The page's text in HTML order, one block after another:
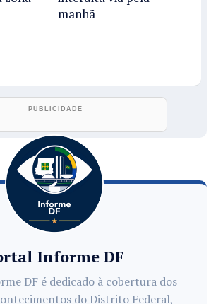
manhã
Informe DF
DF é dedicado à cobertura dos
do Distrito Federal,